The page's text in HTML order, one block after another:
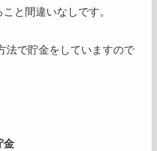
と間違いなしです。
法で貯金をしていますので
金